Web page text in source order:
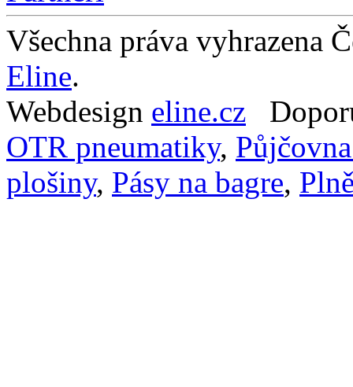
Všechna práva vyhrazena
Eline.
Webdesign eline.cz
OTR pneumatiky,
plošiny, Pásy na bagre,